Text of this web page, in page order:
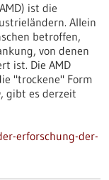
ist die
Allein
betroffen,
von denen
ist. Die AMD
"trockene" Form
gibt es derzeit
erforschung-der-